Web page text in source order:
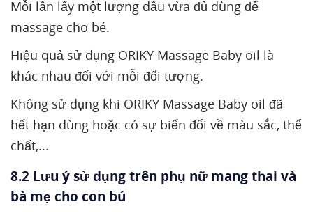
Mỗi lần lấy một lượng dầu vừa đủ dùng để
massage cho bé.
Hiệu quả sử dụng ORIKY Massage Baby oil là
khác nhau đối với mỗi đối tượng.
Không sử dụng khi ORIKY Massage Baby oil đã
hết hạn dùng hoặc có sự biến đổi về màu sắc, thể
chất,...
8.2 Lưu ý sử dụng trên phụ nữ mang thai và
bà mẹ cho con bú